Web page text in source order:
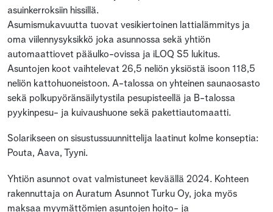
asuinkerroksiin hissillä.
Asumismukavuutta tuovat vesikiertoinen lattialämmitys ja
oma viilennysyksikkö joka asunnossa sekä yhtiön
automaattiovet pääulko-ovissa ja iLOQ S5 lukitus.
Asuntojen koot vaihtelevat 26,5 neliön yksiöstä isoon 118,5
neliön kattohuoneistoon. A-talossa on yhteinen saunaosasto
sekä polkupyöränsäilytystila pesupisteellä ja B-talossa
pyykinpesu- ja kuivaushuone sekä pakettiautomaatti.
Solarikseen on sisustussuunnittelija laatinut kolme konseptia:
Pouta, Aava, Tyyni.
Yhtiön asunnot ovat valmistuneet keväällä 2024. Kohteen
rakennuttaja on Auratum Asunnot Turku Oy, joka myös
maksaa myymättömien asuntojen hoito- ja